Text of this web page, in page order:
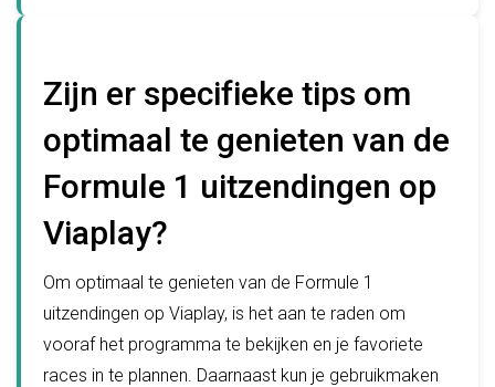
Zijn er specifieke tips om
optimaal te genieten van de
Formule 1 uitzendingen op
Viaplay?
Om optimaal te genieten van de Formule 1
uitzendingen op Viaplay, is het aan te raden om
vooraf het programma te bekijken en je favoriete
races in te plannen. Daarnaast kun je gebruikmaken